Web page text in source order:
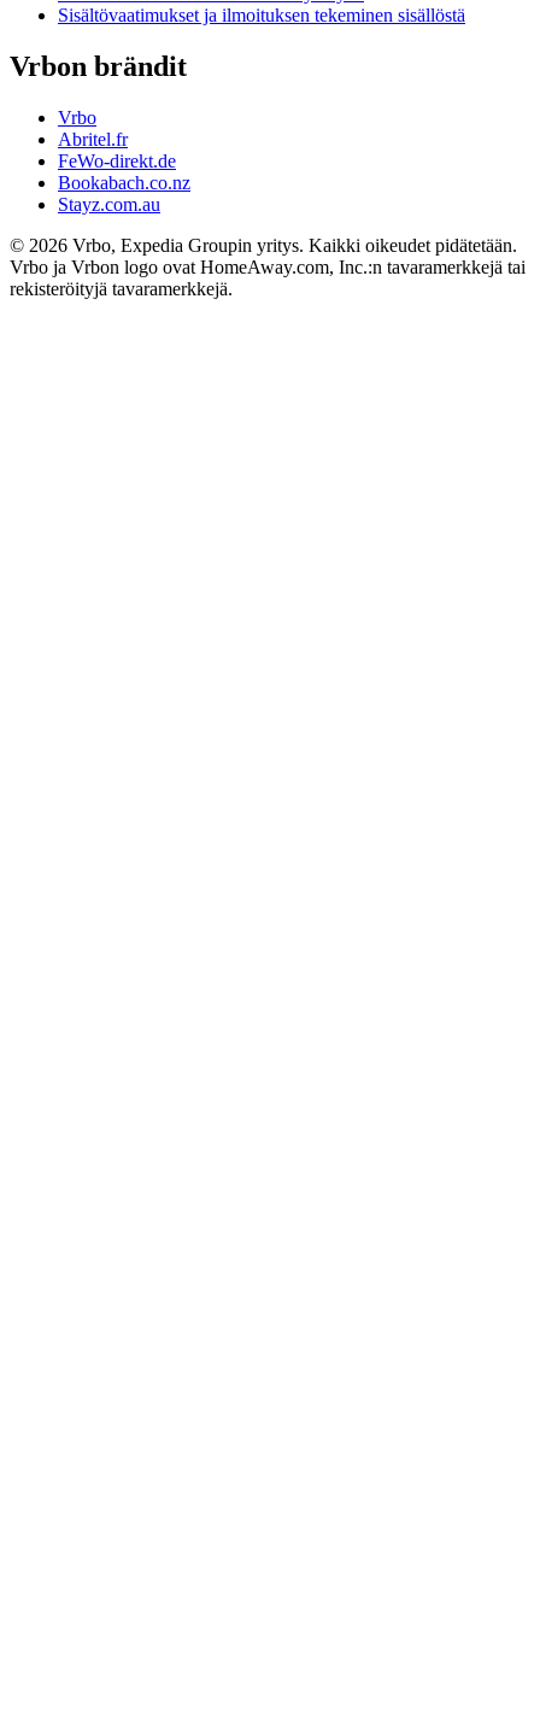
Sisältövaatimukset ja ilmoituksen tekeminen sisällöstä
Vrbon brändit
Vrbo
Abritel.fr
FeWo-direkt.de
Bookabach.co.nz
Stayz.com.au
© 2026 Vrbo, Expedia Groupin yritys. Kaikki oikeudet pidätetään.
Vrbo ja Vrbon logo ovat HomeAway.com, Inc.:n tavaramerkkejä tai
rekisteröityjä tavaramerkkejä.